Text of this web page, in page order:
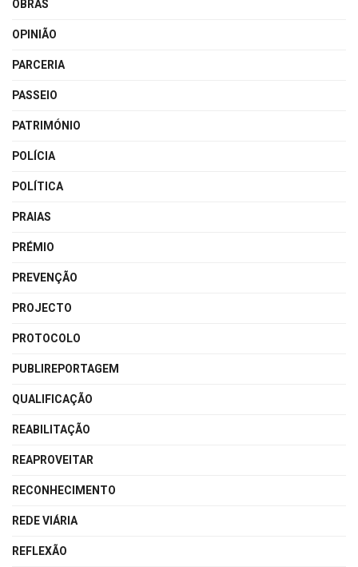
OBRAS
OPINIÃO
PARCERIA
PASSEIO
PATRIMÓNIO
POLÍCIA
POLÍTICA
PRAIAS
PRÉMIO
PREVENÇÃO
PROJECTO
PROTOCOLO
PUBLIREPORTAGEM
QUALIFICAÇÃO
REABILITAÇÃO
REAPROVEITAR
RECONHECIMENTO
REDE VIÁRIA
REFLEXÃO